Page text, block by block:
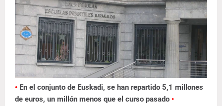
• En el conjunto de Euskadi, se han repartido 5,1 millones
de euros, un millón menos que el curso pasado •